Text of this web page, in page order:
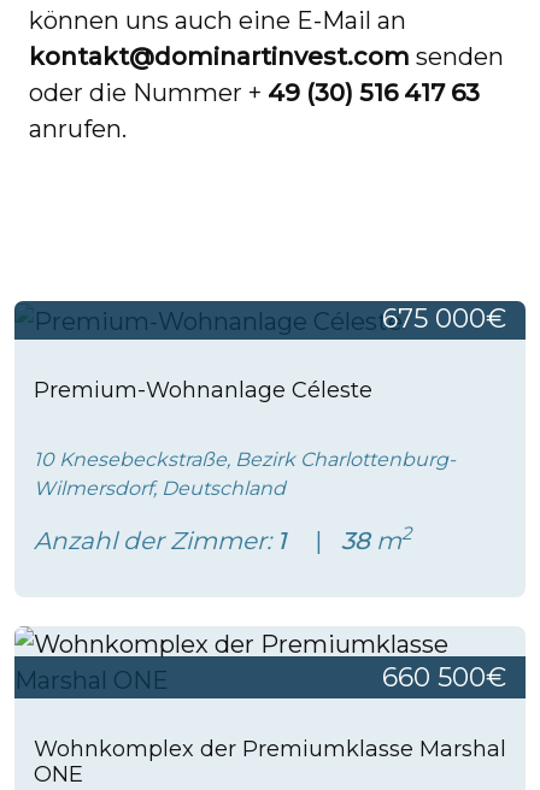
können uns auch eine E-Mail an
kontakt@dominartinvest.com senden
oder die Nummer + 49 (30) 516 417 63
anrufen.
675 000€
Premium-Wohnanlage Céleste
10 Knesebeckstraße, Bezirk Charlottenburg-
Wilmersdorf, Deutschland
Anzahl der Zimmer: 1 38m2
660 500€
Wohnkomplex der Premiumklasse Marshal
ONE